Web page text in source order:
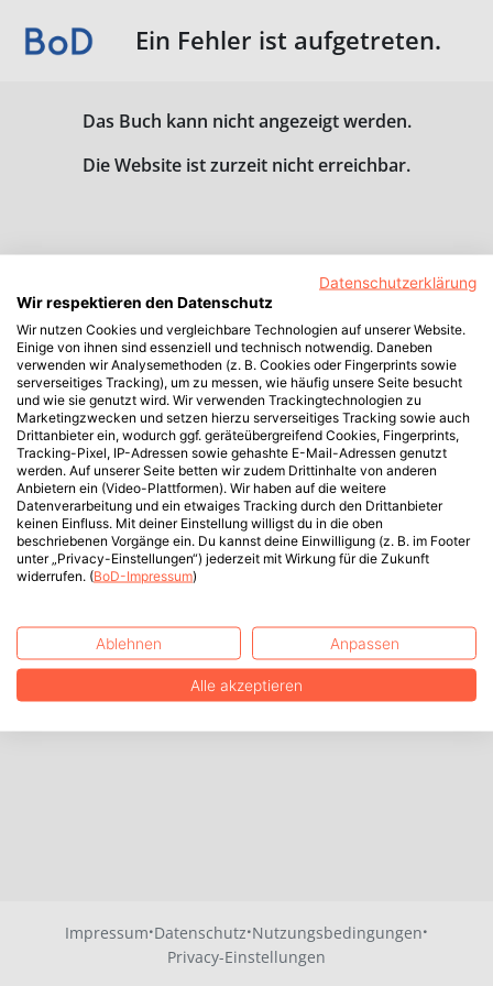
Ein Fehler ist aufgetreten.
Das Buch kann nicht angezeigt werden.
Die Website ist zurzeit nicht erreichbar.
Impressum·Datenschutz·Nutzungsbedingungen·
Privacy-Einstellungen
Datenschutzerklärung
Wir respektieren den Datenschutz
Wir nutzen Cookies und vergleichbare Technologien auf unserer Website.
Einige von ihnen sind essenziell und technisch notwendig. Daneben
verwenden wir Analysemethoden (z. B. Cookies oder Fingerprints sowie
serverseitiges Tracking), um zu messen, wie häufig unsere Seite besucht
und wie sie genutzt wird. Wir verwenden Trackingtechnologien zu
Marketingzwecken und setzen hierzu serverseitiges Tracking sowie auch
Drittanbieter ein, wodurch ggf. geräteübergreifend Cookies, Fingerprints,
Tracking-Pixel, IP-Adressen sowie gehashte E-Mail-Adressen genutzt
werden. Auf unserer Seite betten wir zudem Drittinhalte von anderen
Anbietern ein (Video-Plattformen). Wir haben auf die weitere
Datenverarbeitung und ein etwaiges Tracking durch den Drittanbieter
keinen Einfluss. Mit deiner Einstellung willigst du in die oben
beschriebenen Vorgänge ein. Du kannst deine Einwilligung (z. B. im Footer
unter „Privacy-Einstellungen“) jederzeit mit Wirkung für die Zukunft
widerrufen. (BoD-Impressum)
Ablehnen Anpassen
Alle akzeptieren